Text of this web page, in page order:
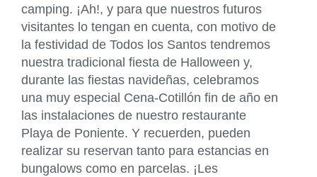
camping. ¡Ah!, y para que nuestros futuros
visitantes lo tengan en cuenta, con motivo de
la festividad de Todos los Santos tendremos
nuestra tradicional fiesta de Halloween y,
durante las fiestas navideñas, celebramos
una muy especial Cena-Cotillón fin de año en
las instalaciones de nuestro restaurante
Playa de Poniente. Y recuerden, pueden
realizar su reservan tanto para estancias en
bungalows como en parcelas. ¡Les